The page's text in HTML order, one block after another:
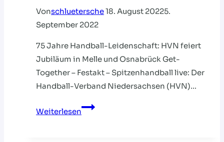
Vonschluetersche18. August 20225.
September 2022
75 Jahre Handball-Leidenschaft: HVN feiert
Jubiläum in Melle und Osnabrück Get-
Together – Festakt – Spitzenhandball live: Der
Handball-Verband Niedersachsen (HVN)…
Weiterlesen
75